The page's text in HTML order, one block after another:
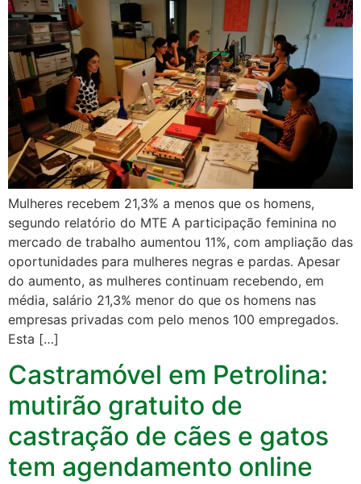
Mulheres recebem 21,3% a menos que os homens,
segundo relatório do MTE A participação feminina no
mercado de trabalho aumentou 11%, com ampliação das
oportunidades para mulheres negras e pardas. Apesar
do aumento, as mulheres continuam recebendo, em
média, salário 21,3% menor do que os homens nas
empresas privadas com pelo menos 100 empregados.
Esta […]
Castramóvel em Petrolina:
mutirão gratuito de
castração de cães e gatos
tem agendamento online